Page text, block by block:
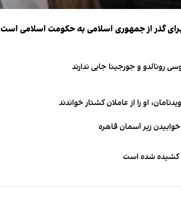
گذر از جمهوری اسلامی به حکومت اسلامی است
او را از عاملان کشتار خواندند
کشیده شده است